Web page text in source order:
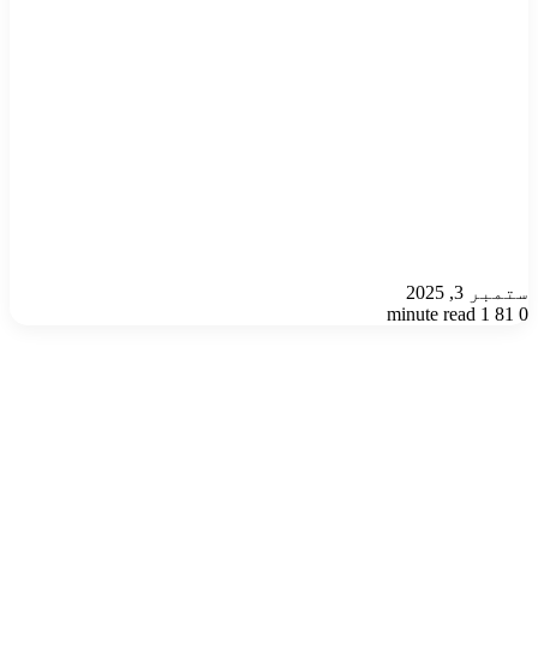
ستمبر 3, 2025
0
1 minute read